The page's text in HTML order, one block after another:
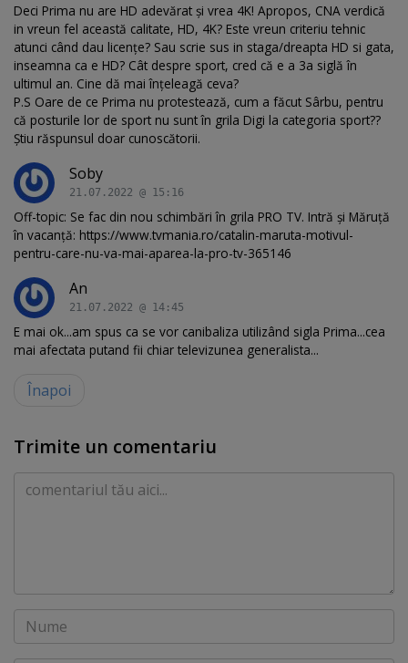
Deci Prima nu are HD adevărat și vrea 4K! Apropos, CNA verdică
in vreun fel această calitate, HD, 4K? Este vreun criteriu tehnic
atunci când dau licențe? Sau scrie sus in staga/dreapta HD si gata,
inseamna ca e HD? Cât despre sport, cred că e a 3a siglă în
ultimul an. Cine dă mai înțeleagă ceva?
P.S Oare de ce Prima nu protestează, cum a făcut Sârbu, pentru
că posturile lor de sport nu sunt în grila Digi la categoria sport??
Știu răspunsul doar cunoscătorii.
Soby
21.07.2022 @ 15:16
Off-topic: Se fac din nou schimbări în grila PRO TV. Intră și Măruță
în vacanță: https://www.tvmania.ro/catalin-maruta-motivul-
pentru-care-nu-va-mai-aparea-la-pro-tv-365146
An
21.07.2022 @ 14:45
E mai ok...am spus ca se vor canibaliza utilizând sigla Prima...cea
mai afectata putand fii chiar televizunea generalista...
Înapoi
Trimite un comentariu
Comentariu
Nume